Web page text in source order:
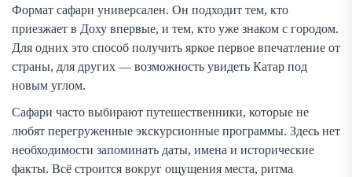
Формат сафари универсален. Он подходит тем, кто
приезжает в Доху впервые, и тем, кто уже знаком с городом.
Для одних это способ получить яркое первое впечатление от
страны, для других — возможность увидеть Катар под
новым углом.
Сафари часто выбирают путешественники, которые не
любят перегруженные экскурсионные программы. Здесь нет
необходимости запоминать даты, имена и исторические
факты. Всё строится вокруг ощущения места, ритма